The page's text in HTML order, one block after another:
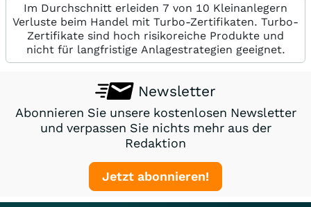
Im Durchschnitt erleiden 7 von 10 Kleinanlegern
Verluste beim Handel mit Turbo-Zertifikaten. Turbo-
Zertifikate sind hoch risikoreiche Produkte und
nicht für langfristige Anlagestrategien geeignet.
Newsletter
Abonnieren Sie unsere kostenlosen Newsletter
und verpassen Sie nichts mehr aus der
Redaktion
Jetzt abonnieren!